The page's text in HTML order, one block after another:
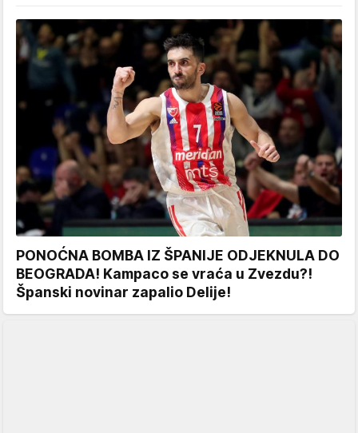
PONOĆNA BOMBA IZ ŠPANIJE ODJEKNULA DO
BEOGRADA! Kampaco se vraća u Zvezdu?!
Španski novinar zapalio Delije!